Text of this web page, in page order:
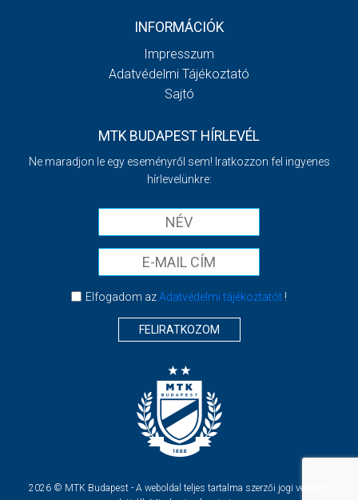
INFORMÁCIÓK
Impresszum
Adatvédelmi Tájékoztató
Sajtó
MTK BUDAPEST HÍRLEVÉL
Ne maradjon le egy eseményről sem! Iratkozzon fel ingyenes
hírlevelünkre:
Elfogadom azAdatvédelmi tájékoztatót!
FELIRATKOZOM
2026 © MTK Budapest - A weboldal teljes tartalma szerzői jogi védelem